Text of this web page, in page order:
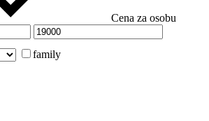
Cena za osobu
family